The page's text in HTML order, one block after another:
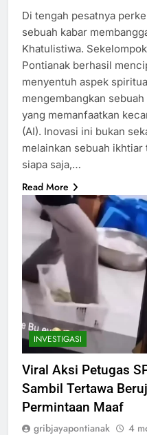
Di tengah pesatnya
sebuah kabar
Khatulistiwa.
Pontianak berhasil
menyentuh aspek
mengembangkan
yang memanfaatkan
(AI). Inovasi ini bukan
melainkan sebuah
siapa saja,…
Read More
INVESTIGASI
Viral Aksi Petugas
Sambil Tertawa
Permintaan Maaf
gribjayapontianak 4